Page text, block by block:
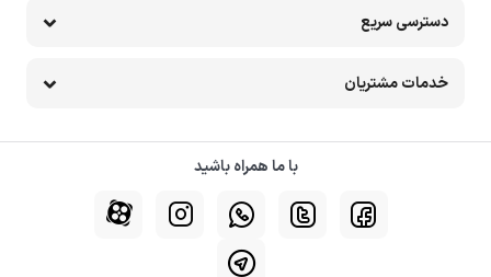
دسترسی سریع
خدمات مشتریان
با ما همراه باشید